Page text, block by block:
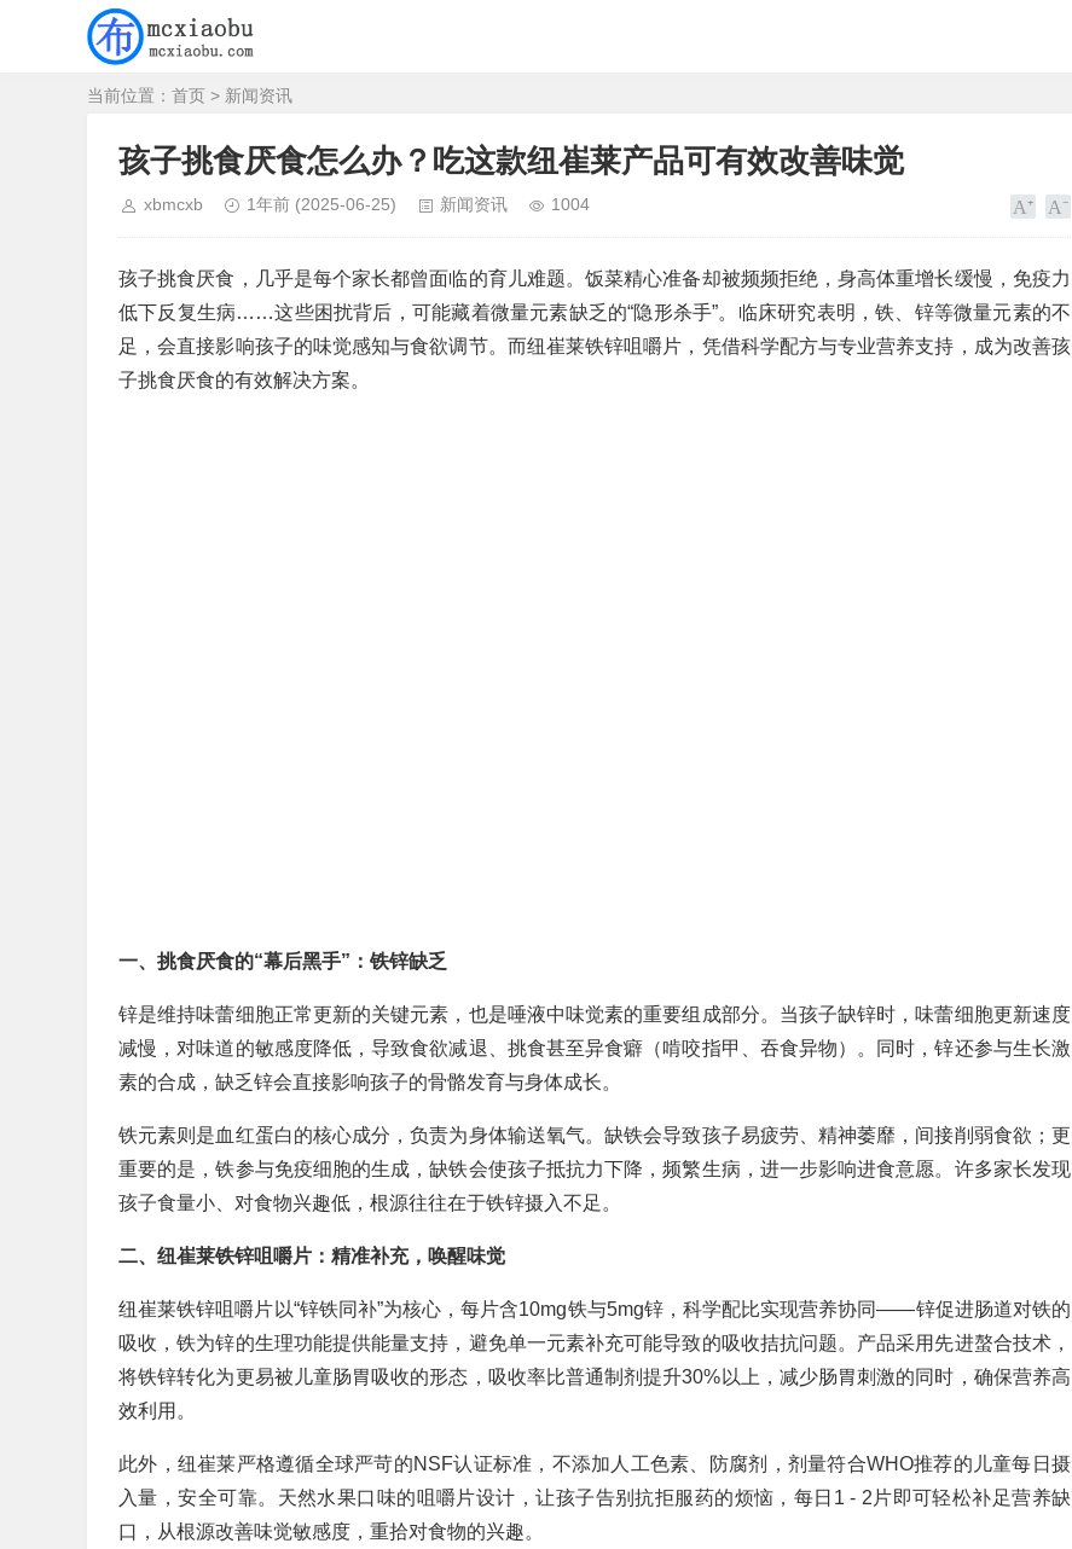
当前位置： 首页 > 新闻资讯
孩子挑食厌食怎么办？吃这款纽崔莱产品可有效改善味觉
xbmcxb 1年前 (2025-06-25) 新闻资讯 1004
孩子挑食厌食，几乎是每个家长都曾面临的育儿难题。饭菜精心准备却被频频拒绝，身高体重增长缓慢，免疫力
低下反复生病……这些困扰背后，可能藏着微量元素缺乏的“隐形杀手”。临床研究表明，铁、锌等微量元素的不
足，会直接影响孩子的味觉感知与食欲调节。而纽崔莱铁锌咀嚼片，凭借科学配方与专业营养支持，成为改善孩
子挑食厌食的有效解决方案。
一、挑食厌食的“幕后黑手”：铁锌缺乏
锌是维持味蕾细胞正常更新的关键元素，也是唾液中味觉素的重要组成部分。当孩子缺锌时，味蕾细胞更新速度
减慢，对味道的敏感度降低，导致食欲减退、挑食甚至异食癖（啃咬指甲、吞食异物）。同时，锌还参与生长激
素的合成，缺乏锌会直接影响孩子的骨骼发育与身体成长。
铁元素则是血红蛋白的核心成分，负责为身体输送氧气。缺铁会导致孩子易疲劳、精神萎靡，间接削弱食欲；更
重要的是，铁参与免疫细胞的生成，缺铁会使孩子抵抗力下降，频繁生病，进一步影响进食意愿。许多家长发现
孩子食量小、对食物兴趣低，根源往往在于铁锌摄入不足。
二、纽崔莱铁锌咀嚼片：精准补充，唤醒味觉
纽崔莱铁锌咀嚼片以“锌铁同补”为核心，每片含10mg铁与5mg锌，科学配比实现营养协同——锌促进肠道对铁的
吸收，铁为锌的生理功能提供能量支持，避免单一元素补充可能导致的吸收拮抗问题。产品采用先进螯合技术，
将铁锌转化为更易被儿童肠胃吸收的形态，吸收率比普通制剂提升30%以上，减少肠胃刺激的同时，确保营养高
效利用。
此外，纽崔莱严格遵循全球严苛的NSF认证标准，不添加人工色素、防腐剂，剂量符合WHO推荐的儿童每日摄
入量，安全可靠。天然水果口味的咀嚼片设计，让孩子告别抗拒服药的烦恼，每日1 - 2片即可轻松补足营养缺
口，从根源改善味觉敏感度，重拾对食物的兴趣。